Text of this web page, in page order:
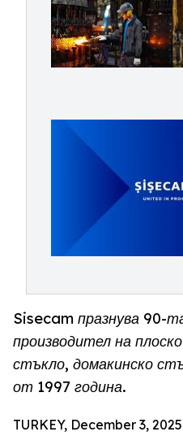
Sisecam празнува 90-
производител на
стъкло, домакинско
от 1997 година.
TURKEY, December 3,